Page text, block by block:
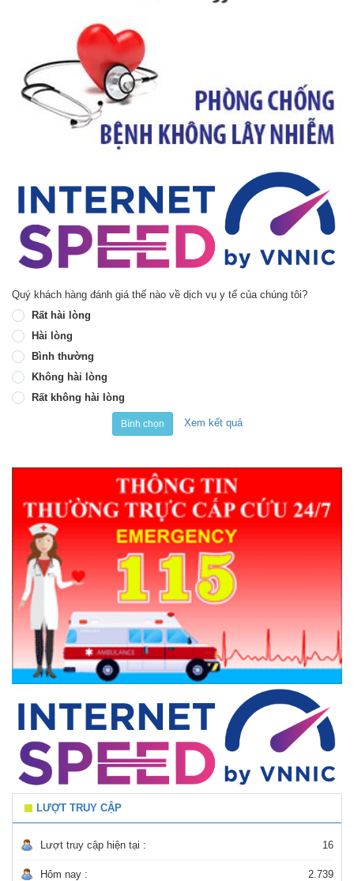
Quý khách hàng đánh giá thế nào về dịch vụ y tế của chúng tôi?
Rất hài lòng
Hài lòng
Bình thường
Không hài lòng
Rất không hài lòng
Bình chọn Xem kết quả
LƯỢT TRUY CẬP
Lượt truy cập hiện tại : 16
Hôm nay : 2.739